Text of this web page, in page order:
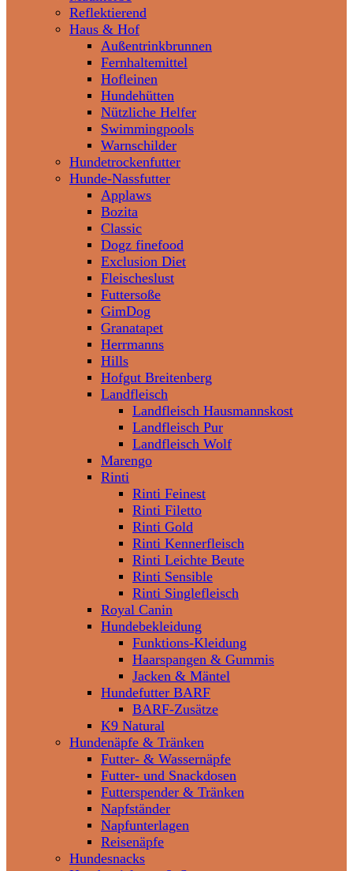
Reflektierend
Haus & Hof
Außentrinkbrunnen
Fernhaltemittel
Hofleinen
Hundehütten
Nützliche Helfer
Swimmingpools
Warnschilder
Hundetrockenfutter
Hunde-Nassfutter
Applaws
Bozita
Classic
Dogz finefood
Exclusion Diet
Fleischeslust
Futtersoße
GimDog
Granatapet
Herrmanns
Hills
Hofgut Breitenberg
Landfleisch
Landfleisch Hausmannskost
Landfleisch Pur
Landfleisch Wolf
Marengo
Rinti
Rinti Feinest
Rinti Filetto
Rinti Gold
Rinti Kennerfleisch
Rinti Leichte Beute
Rinti Sensible
Rinti Singlefleisch
Royal Canin
Hundebekleidung
Funktions-Kleidung
Haarspangen & Gummis
Jacken & Mäntel
Hundefutter BARF
BARF-Zusätze
K9 Natural
Hundenäpfe & Tränken
Futter- & Wassernäpfe
Futter- und Snackdosen
Futterspender & Tränken
Napfständer
Napfunterlagen
Reisenäpfe
Hundesnacks